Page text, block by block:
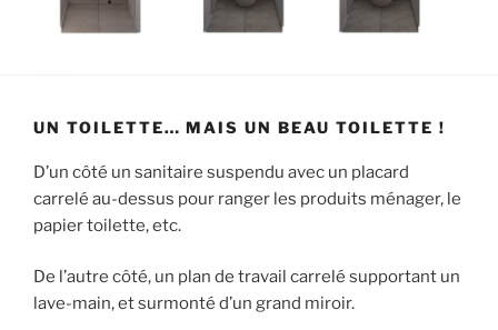
UN TOILETTE… MAIS UN BEAU TOILETTE !
D’un côté un sanitaire suspendu avec un placard
carrelé au-dessus pour ranger les produits ménager, le
papier toilette, etc.
De l’autre côté, un plan de travail carrelé supportant un
lave-main, et surmonté d’un grand miroir.